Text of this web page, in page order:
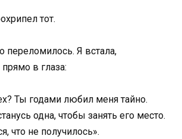
тот.
переломилось. Я встала,
в глаза:
Ты годами любил меня тайно.
одна, чтобы занять его место.
что не получилось».